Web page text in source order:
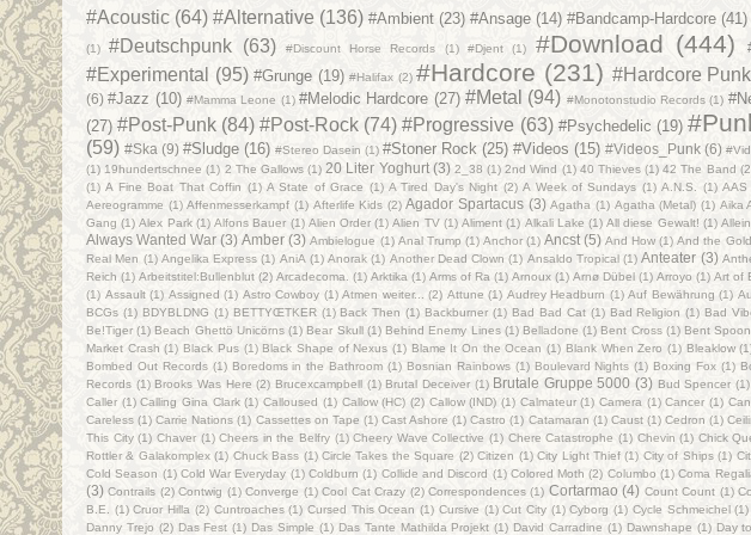
#Acoustic (64) #Alternative (136) #Ambient (23) #Ansage (14) #Bandcamp-Hardcore (41)
(1) #Deutschpunk (63) #Discount Horse Records (1) #Djent (1) #Download (444)
#Experimental
(95) #Grunge (19) #Halifax (2) #Hardcore (231) #Hardcore Punk
(6) #Jazz (10) #Mamma Leone (1) #Melodic Hardcore (27) #Metal (94) #Monotonstudio Records (1)
(27) #Post-Punk (84) #Post-Rock (74) #Progressive (63) #Psychedelic (19)
(59) #Ska (9) #Sludge (16) #Stereo Dasein (1) #Stoner Rock (25) #Videos (15) #Videos_Punk (6)
(1) 19hundertschnee (1) 2 The Gallows (1) 20 Liter Yoghurt (3) 2_38 (1) 2nd Wind (1) 40 Thieves (1) 42 The Band
(1) A Fine Boat That Coffin (1) A State of Grace (1) A Tired Day's Night (2) A Week of Sundays (1) A.N.S. (1) AAS
Aereogramme (1) Affenmesserkampf (1) Afterlife Kids (2) Agador Spartacus (3) Agatha (1) Agatha (Metal) (1) Aika
Gang (1) Alex Park (1) Alfons Bauer (1) Alien Order (1) Alien TV (1) Aliment (1) Alkali Lake (1) All diese Gewalt! (1)
Always Wanted War (3) Amber (3) Ambielogue (1) Anal Trump (1) Anchor (1) Ancst (5) And How (1) And the
Real Men (1) Angelika Express (1) AniA (1) Anorak (1) Another Dead Clown (1) Ansaldo Tropical (1) Anteater (3)
Reich (1) Arbeitstitel:Bullenblut (2) Arcadecoma. (1) Arktika (1) Arms of Ra (1) Arnoux (1) Arnø Dübel (1) Arroyo (1) Art of
(1) Assault‎ (1) Assigned (1) Astro Cowboy (1) Atmen weiter... (2) Attune (1) Audrey Headburn (1) Auf Bewährung (1)
BCGs (1) BDYBLDNG (1) BETTYŒTKER (1) Back Then (1) Backburner (1) Bad Bad Cat (1) Bad Religion (1) Bad
Be!Tiger (1) Beach Ghettö Unicörns (1) Bear Skull (1) Behind Enemy Lines (1) Belladone (1) Bent Cross (1) Bent
Market Crash (1) Black Pus (1) Black Shape of Nexus (1) Blame It On the Ocean (1) Blank When Zero (1) Bleaklow
Bombed Out Records (1) Boredoms in the Bathroom (1) Bosnian Rainbows (1) Boulevard Nights (1) Boxing Fox (1)
Records (1) Brooks Was Here (2) Brucexcampbell (1) Brutal Deceiver (1) Brutale Gruppe 5000 (3) Bud Spencer (1)
Caller (1) Calling Gina Clark (1) Calloused (1) Callow (HC) (2) Callow (IND) (1) Calmateur (1) Camera (1) Cancer (1)
Careless (1) Carrie Nations (1) Cassettes on Tape (1) Cast Ashore (1) Castro (1) Catamaran (1) Caust (1) Cedron (1)
This City (1) Chaver (1) Cheers in the Belfry (1) Cheery Wave Collective (1) Chere Catastrophe (1) Chevin (1) Chick
Rottler & Galakomplex (1) Chuck Bass (1) Circle Takes the Square (2) Citizen (1) City Light Thief (1) City of Ships (1)
Cold Season (1) Cold War Everyday (1) Coldburn (1) Collide and Discord (1) Colored Moth (2) Columbo (1) Coma
(3) Contrails (2) Contwig (1) Converge (1) Cool Cat Crazy (2) Correspondences (1) Cortarmao (4) Count Count (1)
B.E.
(1) Cruor Hilla (2) Cuntroaches (1) Cursed This Ocean (1) Cursive (1) Cut City (1) Cyborg (1) Cycle Schmeichel (1)
Danny Trejo (2) Das Fest (1) Das Simple (1) Das Tante Mathilda Projekt (1) David Carradine (1) Dawnshape (1) Day